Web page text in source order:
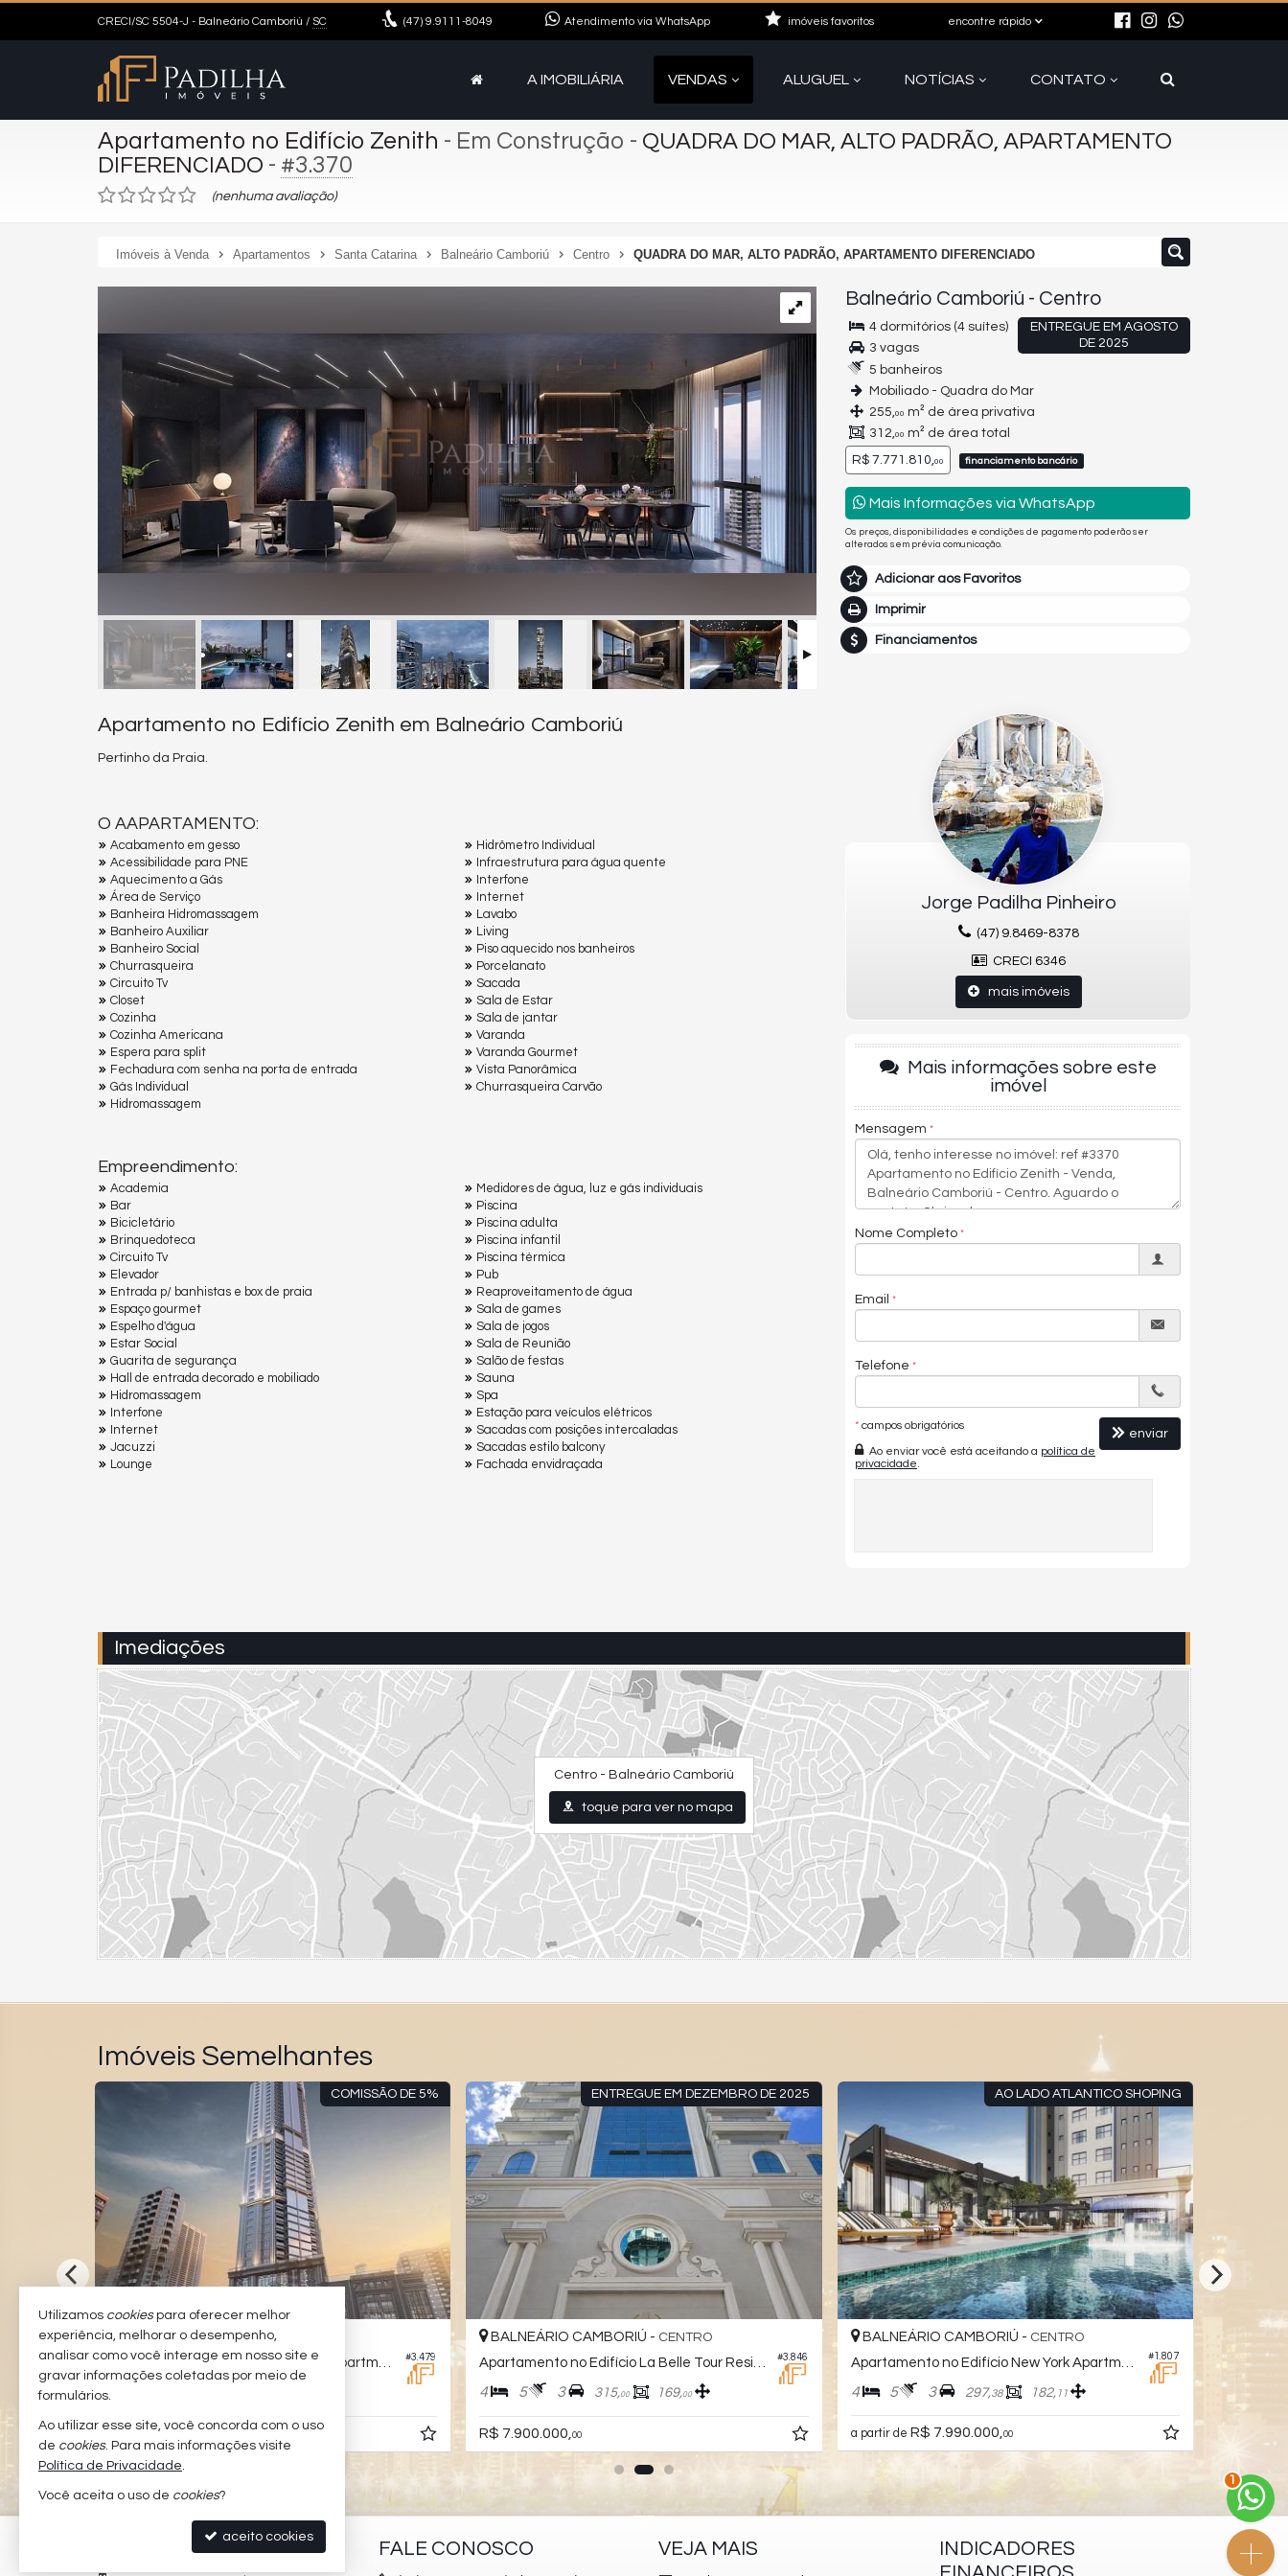
CRECI/SC 5504-J - Balneário Camboriú / SC (47) 9.9111-8049 Atendimento via WhatsApp encontre rápido
imóveis favoritos
A IMOBILIÁRIA VENDAS ALUGUEL NOTÍCIAS CONTATO
Apartamento no Edifício Zenith - Em Construção - QUADRA DO MAR, ALTO PADRÃO, APARTAMENTO
DIFERENCIADO - #3.370
(nenhuma avaliação)
Imóveis à Venda Apartamentos Santa Catarina Balneário Camboriú Centro QUADRA DO MAR, ALTO PADRÃO, APARTAMENTO DIFERENCIADO
Balneário Camboriú - Centro
ENTREGUE EM AGOSTO
DE 2025
4 dormitórios (4 suítes)
3 vagas
5 banheiros
Mobiliado - Quadra do Mar
255,00 m² de área privativa
312,00 m² de área total
R$ 7.771.810,00 financiamento bancário
Mais Informações via WhatsApp
Os preços, disponibilidades e condições de pagamento poderão ser
alterados sem prévia comunicação.
Adicionar aos Favoritos
Imprimir
Financiamentos
Apartamento no Edifício Zenith em Balneário Camboriú
Pertinho da Praia.
O AAPARTAMENTO:
Acabamento em gesso
Acessibilidade para PNE
Aquecimento a Gás
Área de Serviço
Banheira Hidromassagem
Banheiro Auxiliar
Banheiro Social
Churrasqueira
Circuito Tv
Closet
Cozinha
Cozinha Americana
Espera para split
Fechadura com senha na porta de entrada
Gás Individual
Hidromassagem
Hidrômetro Individual
Infraestrutura para água quente
Interfone
Internet
Lavabo
Living
Piso aquecido nos banheiros
Porcelanato
Sacada
Sala de Estar
Sala de jantar
Varanda
Varanda Gourmet
Vista Panorâmica
Churrasqueira Carvão
Empreendimento:
Academia
Bar
Bicicletário
Brinquedoteca
Circuito Tv
Elevador
Entrada p/ banhistas e box de praia
Espaço gourmet
Espelho d'água
Estar Social
Guarita de segurança
Hall de entrada decorado e mobiliado
Hidromassagem
Interfone
Internet
Jacuzzi
Lounge
Medidores de água, luz e gás individuais
Piscina
Piscina adulta
Piscina infantil
Piscina térmica
Pub
Reaproveitamento de água
Sala de games
Sala de jogos
Sala de Reunião
Salão de festas
Sauna
Spa
Estação para veículos elétricos
Sacadas com posições intercaladas
Sacadas estilo balcony
Fachada envidraçada
Jorge Padilha Pinheiro
(47) 9.8469-8378
CRECI 6346
mais imóveis
Mais informações sobre este
imóvel
Mensagem
Nome Completo
Email
Telefone
* campos obrigatórios
Ao enviar você está aceitando a política de
privacidade
enviar
Imediações
Centro - Balneário Camboriú
toque para ver no mapa
Imóveis Semelhantes
#3.284
COMISSÃO DE 5%
#3.479
BALNEÁRIO CAMBORIÚ -
R$ 7.790.000,
ENTREGUE EM DEZEMBRO DE 2025
#3.846
BALNEÁRIO CAMBORIÚ - CENTRO
4 5 3 315,00 169,00
R$ 7.900.000,00
AO LADO ATLANTICO SHOPING
#1.807
BALNEÁRIO CAMBORIÚ - CENTRO
4 5 3 297,38 182,11
a partir de R$ 7.990.000, 00
4
PADILHA IMÓVEIS FALE CONOSCO VEJA MAIS
INDICADORES
2
Utilizamos cookiespara oferecer melhor
experiência, melhorar o desempenho,
analisar como você interage em nosso site e
gravar informações coletadas por meio de
formulários.
Ao utilizar esse site, você concorda com o uso
de cookies. Para mais informações visite
Política de Privacidade.
Você aceita o uso de cookies?
aceito cookies